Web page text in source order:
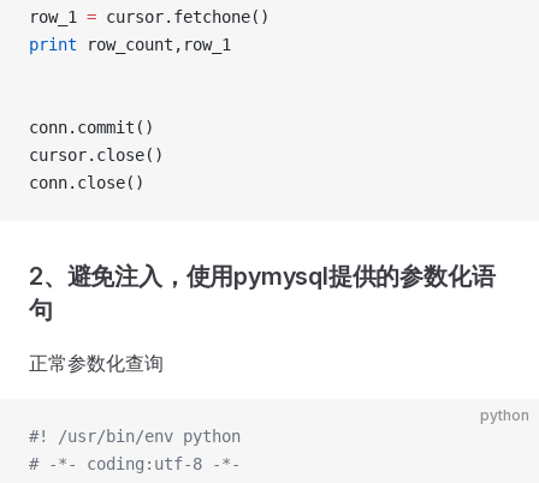
row_1 = cursor.fetchone()
print row_count,row_1
conn.commit()
cursor.close()
conn.close()
2、避免注入，使用pymysql提供的参数化语
句
正常参数化查询
python
#! /usr/bin/env python
# -*- coding:utf-8 -*-